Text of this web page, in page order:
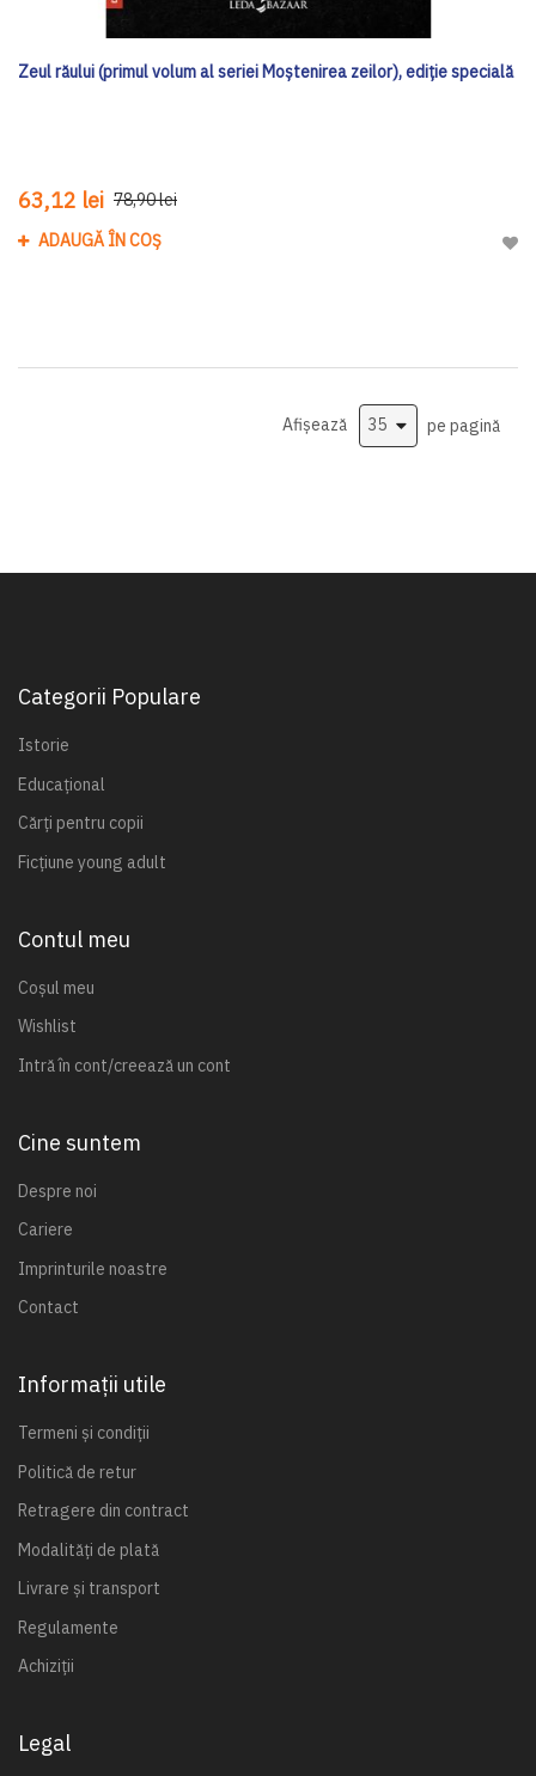
Zeul răului (primul volum al seriei Moștenirea zeilor), ediţie specială
63,12 lei 78,90 lei
ADAUGĂ ÎN COȘ
Afișează pe pagină
Categorii Populare
Istorie
Educațional
Cărți pentru copii
Ficțiune young adult
Contul meu
Coșul meu
Wishlist
Intră în cont/creează un cont
Cine suntem
Despre noi
Cariere
Imprinturile noastre
Contact
Informații utile
Termeni și condiții
Politică de retur
Retragere din contract
Modalități de plată
Livrare și transport
Regulamente
Achiziții
Legal